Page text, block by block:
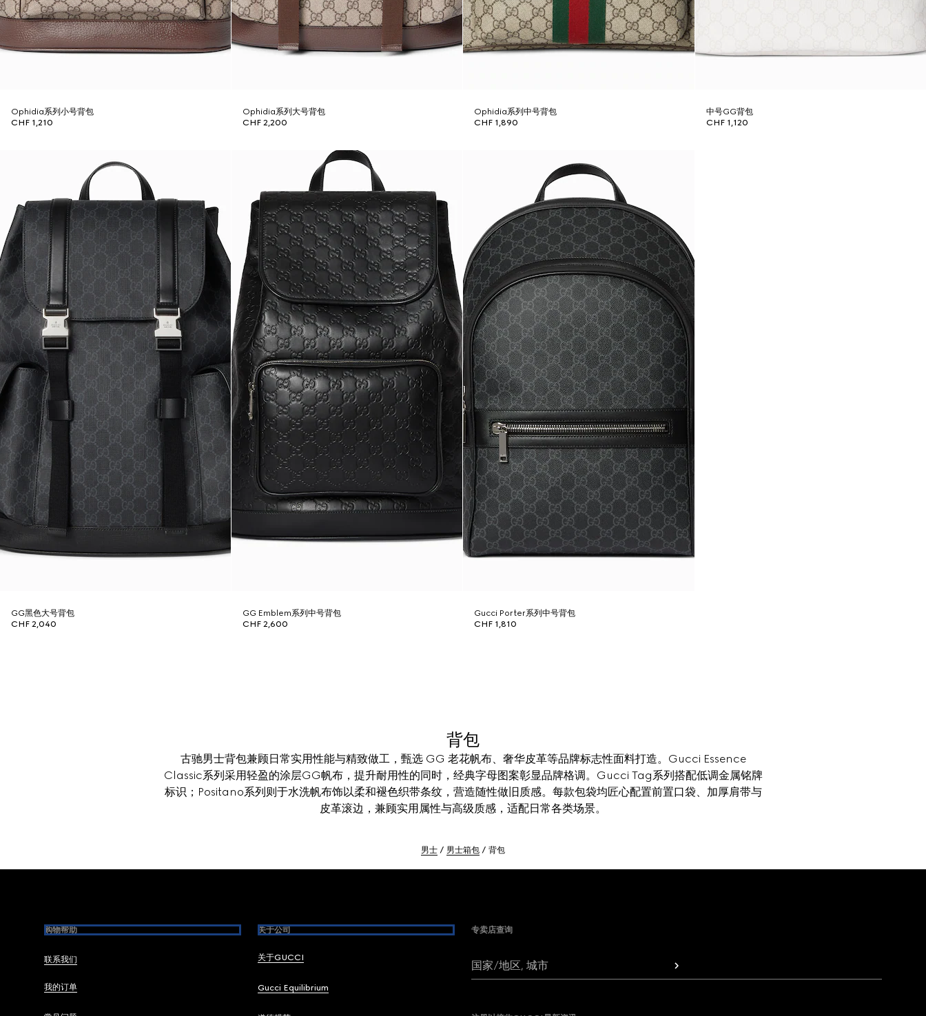
Ophidia系列小号背包
CHF 1,210
Ophidia系列大号背包
CHF 2,200
Ophidia系列中号背包
CHF 1,890
中号GG背包
CHF 1,120
GG黑色大号背包
CHF 2,040
GG Emblem系列中号背包
CHF 2,600
Gucci Porter系列中号背包
CHF 1,810
背包
古驰男士背包兼顾日常实用性能与精致做工，甄选 GG 老花帆布、奢华皮革等品牌标志性面料打造。Gucci Essence
Classic系列采用轻盈的涂层GG帆布，提升耐用性的同时，经典字母图案彰显品牌格调。Gucci Tag系列搭配低调金属铭牌
标识；Positano系列则于水洗帆布饰以柔和褪色织带条纹，营造随性做旧质感。每款包袋均匠心配置前置口袋、加厚肩带与
皮革滚边，兼顾实用属性与高级质感，适配日常各类场景。
男士 男士箱包 背包
购物帮助
联系我们
我的订单
关于公司
关于GUCCI
Gucci Equilibrium
专卖店查询
国家/地区, 城市